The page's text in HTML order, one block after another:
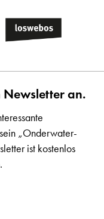
Newsletter an.
„Onderwater-
ist kostenlos